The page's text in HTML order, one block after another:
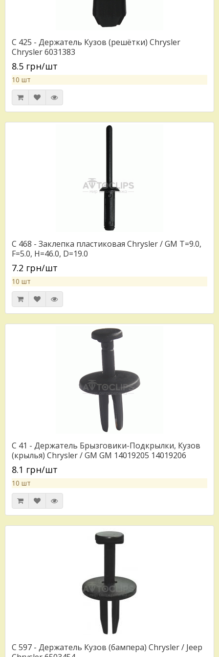
C 425 - Держатель Кузов (решётки) Chrysler
Chrysler 6031383
8.5 грн/шт
10 шт
C 468 - Заклепка пластиковая Chrysler / GM T=9.0,
F=5.0, H=46.0, D=19.0
7.2 грн/шт
10 шт
C 41 - Держатель Брызговики-Подкрылки, Кузов
(крылья) Chrysler / GM GM 14019205 14019206
8.1 грн/шт
10 шт
C 597 - Держатель Кузов (бампера) Chrysler / Jeep